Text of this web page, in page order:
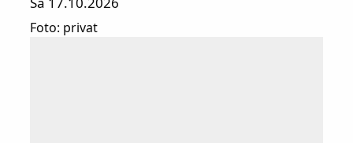
Foto: privat